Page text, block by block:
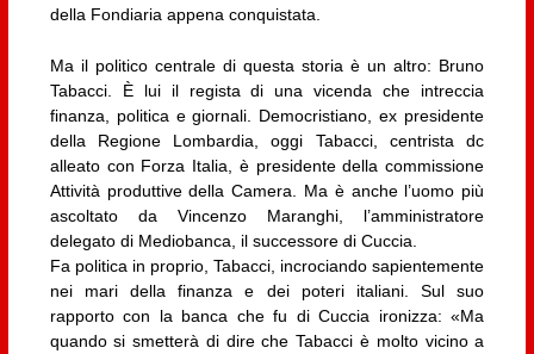
della Fondiaria appena conquistata.
Ma il politico centrale di questa storia è un altro: Bruno
Tabacci. È lui il regista di una vicenda che intreccia
finanza, politica e giornali. Democristiano, ex presidente
della Regione Lombardia, oggi Tabacci, centrista dc
alleato con Forza Italia, è presidente della commissione
Attività produttive della Camera. Ma è anche l’uomo più
ascoltato da Vincenzo Maranghi, l’amministratore
delegato di Mediobanca, il successore di Cuccia.
Fa politica in proprio, Tabacci, incrociando sapientemente
nei mari della finanza e dei poteri italiani. Sul suo
rapporto con la banca che fu di Cuccia ironizza: «Ma
quando si smetterà di dire che Tabacci è molto vicino a